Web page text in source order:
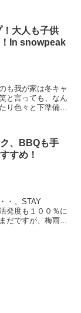
大人も子供
In snowpeak
も我が家は冬キャ
と言っても、なん
り色々と下準備を
、BBQも手
すめ！
・。STAY
発度も１００％に
だですが、梅雨の